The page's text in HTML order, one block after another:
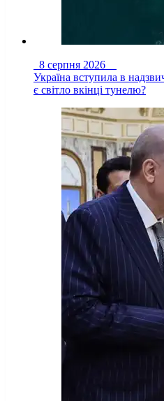
8 серпня 2026
Україна вступила в
є світло вкінці тунелю?